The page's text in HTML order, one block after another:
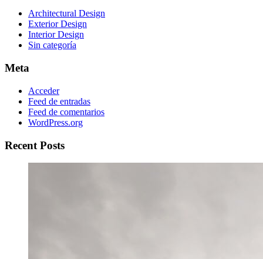
Architectural Design
Exterior Design
Interior Design
Sin categoría
Meta
Acceder
Feed de entradas
Feed de comentarios
WordPress.org
Recent Posts